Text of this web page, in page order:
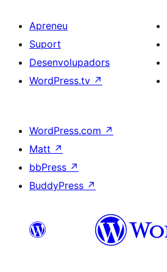
Apreneu
Suport
Desenvolupadors
WordPress.tv ↗
WordPress.com ↗
Matt ↗
bbPress ↗
BuddyPress ↗